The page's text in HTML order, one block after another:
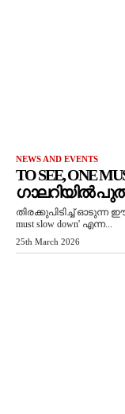
NEWS AND EVENTS
TO SEE, ONE
ഗാലറിയിൽ
തിരക്കുപിടിച്ച് ഓടുന്ന ഈ
must slow down' എന്ന...
25th March 2026